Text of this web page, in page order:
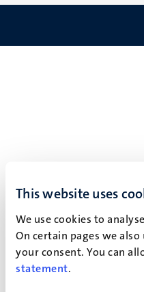
This website uses
We use cookies to
On certain pages we
your consent. You can
statement.